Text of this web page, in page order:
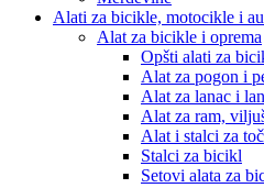
Alati za bicikle, motocikle i
Alat za bicikle i oprema
Opšti alati za
Alat za pogon i
Alat za lanac i
Alat za ram,
Alat i stalci za
Stalci za bicikl
Setovi alata za